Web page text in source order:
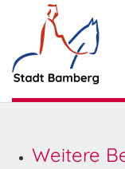
Weitere